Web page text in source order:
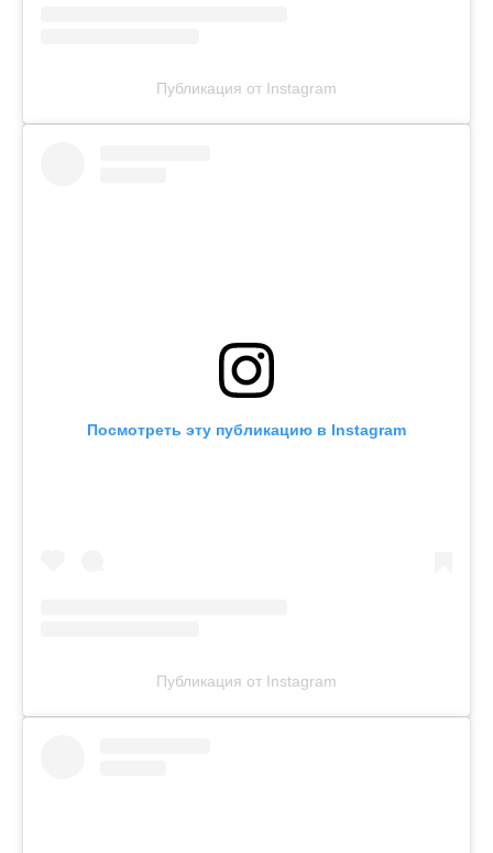
Публикация от Instagram
Посмотреть эту публикацию в Instagram
Публикация от Instagram